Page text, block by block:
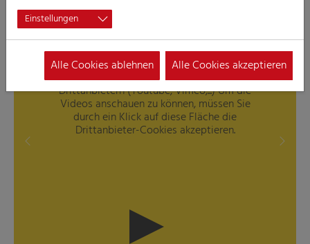
Dieses Element enthält externe Videos von
Drittanbietern (Youtube, Vimeo,...) Um die
Videos anschauen zu können, müssen Sie
durch ein Klick auf diese Fläche die
Drittanbieter-Cookies akzeptieren.
Previous
Next
Einstellungen
Alle Cookies ablehnen Alle Cookies akzeptieren